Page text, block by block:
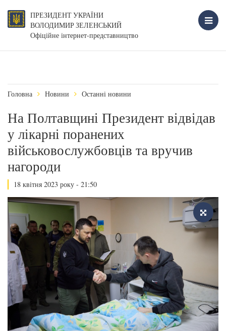
ПРЕЗИДЕНТ УКРАЇНИ
ВОЛОДИМИР ЗЕЛЕНСЬКИЙ
Офіційне інтернет-представництво
Головна Новини Останні новини
На Полтавщині Президент відвідав
у лікарні поранених
військовослужбовців та вручив
нагороди
18 квітня 2023 року - 21:50